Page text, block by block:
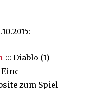
::: Diablo (1)
zum Spiel